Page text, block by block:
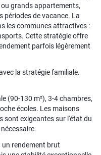
grands appartements,
périodes de vacance. La
les communes attractives :
Cette stratégie offre
parfois légèrement
la stratégie familiale.
(90-130 m²), 3-4 chambres,
écoles. Les maisons
sont exigeantes sur l'état du
rendement brut